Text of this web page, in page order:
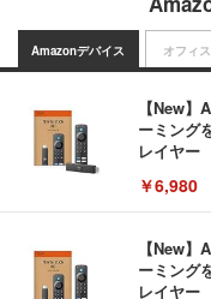
Amazonデバイス
【New
ーミング
レイヤー
￥6,980
【New
ーミング
レイヤー
オフィ